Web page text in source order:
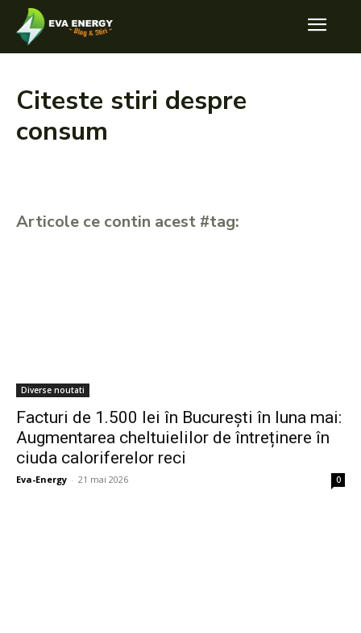
Citeste stiri despre
consum
Articole ce contin acest #tag:
Diverse noutati
Facturi de 1.500 lei în București în luna mai:
Augmentarea cheltuielilor de întreținere în
ciuda caloriferelor reci
Eva-Energy - 21 mai 2026 0